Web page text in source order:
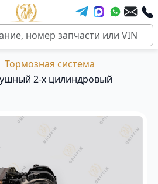
Тормозная система
2-х цилиндровый